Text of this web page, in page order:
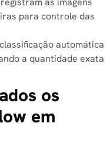
para controle das
automática
a quantidade exata
os
em